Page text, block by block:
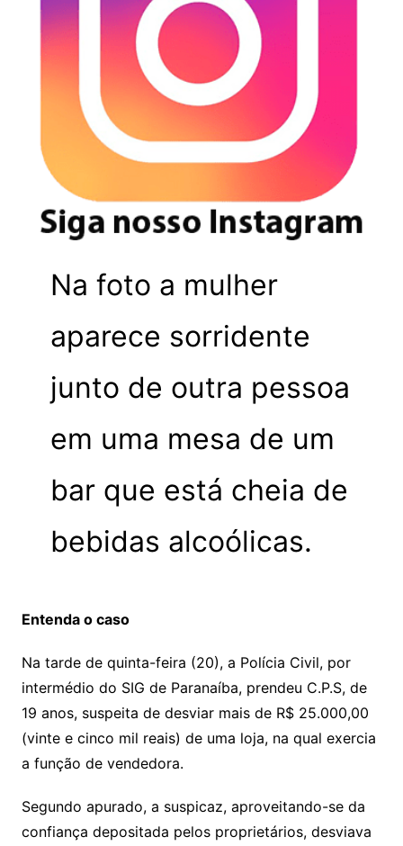
Na foto a mulher
aparece sorridente
junto de outra pessoa
em uma mesa de um
bar que está cheia de
bebidas alcoólicas.
Entenda o caso
Na tarde de quinta-feira (20), a Polícia Civil, por
intermédio do SIG de Paranaíba, prendeu C.P.S, de
19 anos, suspeita de desviar mais de R$ 25.000,00
(vinte e cinco mil reais) de uma loja, na qual exercia
a função de vendedora.
Segundo apurado, a suspicaz, aproveitando-se da
confiança depositada pelos proprietários, desviava